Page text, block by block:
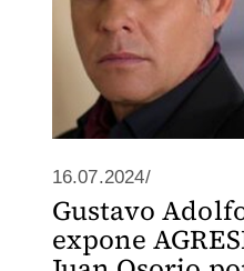
16.07.2024/
Gustavo
expone